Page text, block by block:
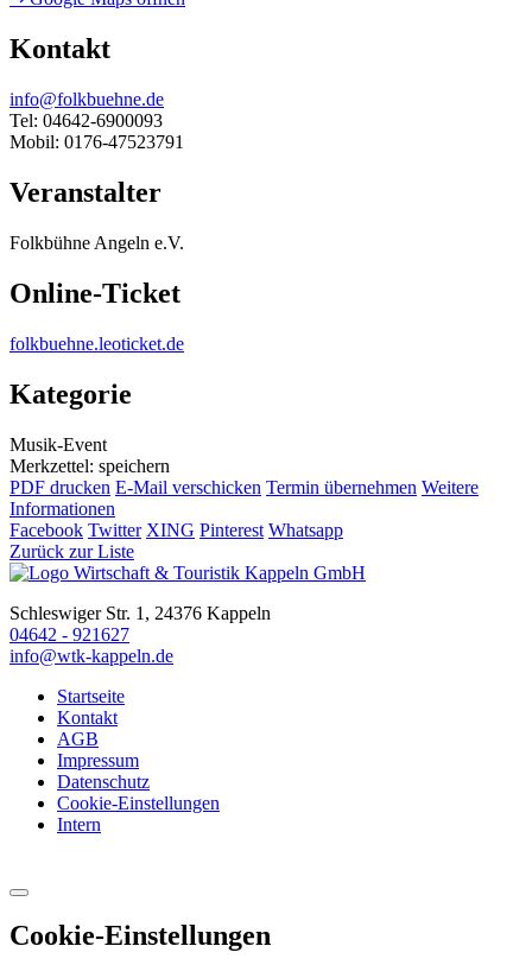
Kontakt
info@folkbuehne.de
Tel: 04642-6900093
Mobil: 0176-47523791
Veranstalter
Folkbühne Angeln e.V.
Online-Ticket
folkbuehne.leoticket.de
Kategorie
Musik-Event
Merkzettel: speichern
PDF drucken E-Mail verschicken Termin übernehmen Weitere
Informationen
Facebook Twitter XING Pinterest Whatsapp
Zurück zur Liste
Schleswiger Str. 1, 24376 Kappeln
04642 - 921627
info@wtk-kappeln.de
Startseite
Kontakt
AGB
Impressum
Datenschutz
Cookie-Einstellungen
Intern
Cookie-Einstellungen